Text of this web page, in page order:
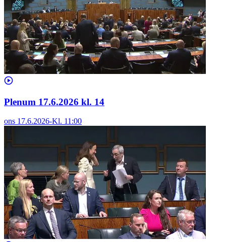
Plenum 17.6.2026 kl. 14
ons 17.6.2026-Kl. 11:00